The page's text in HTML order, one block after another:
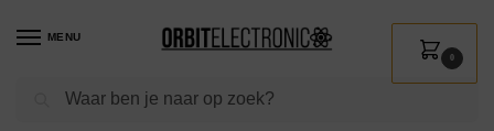
MENU
Zoeken
0
Shop / Verlichting / Lichtbronnen